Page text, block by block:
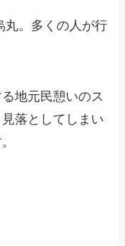
丸。多くの人が行
地元民憩いのス
落としてしまい